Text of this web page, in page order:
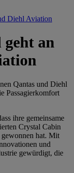
Diehl Aviation
an
Qantas und Diehl
Passagierkomfort
ihre gemeinsame
Crystal Cabin
hat. Mit
und
gewürdigt, die